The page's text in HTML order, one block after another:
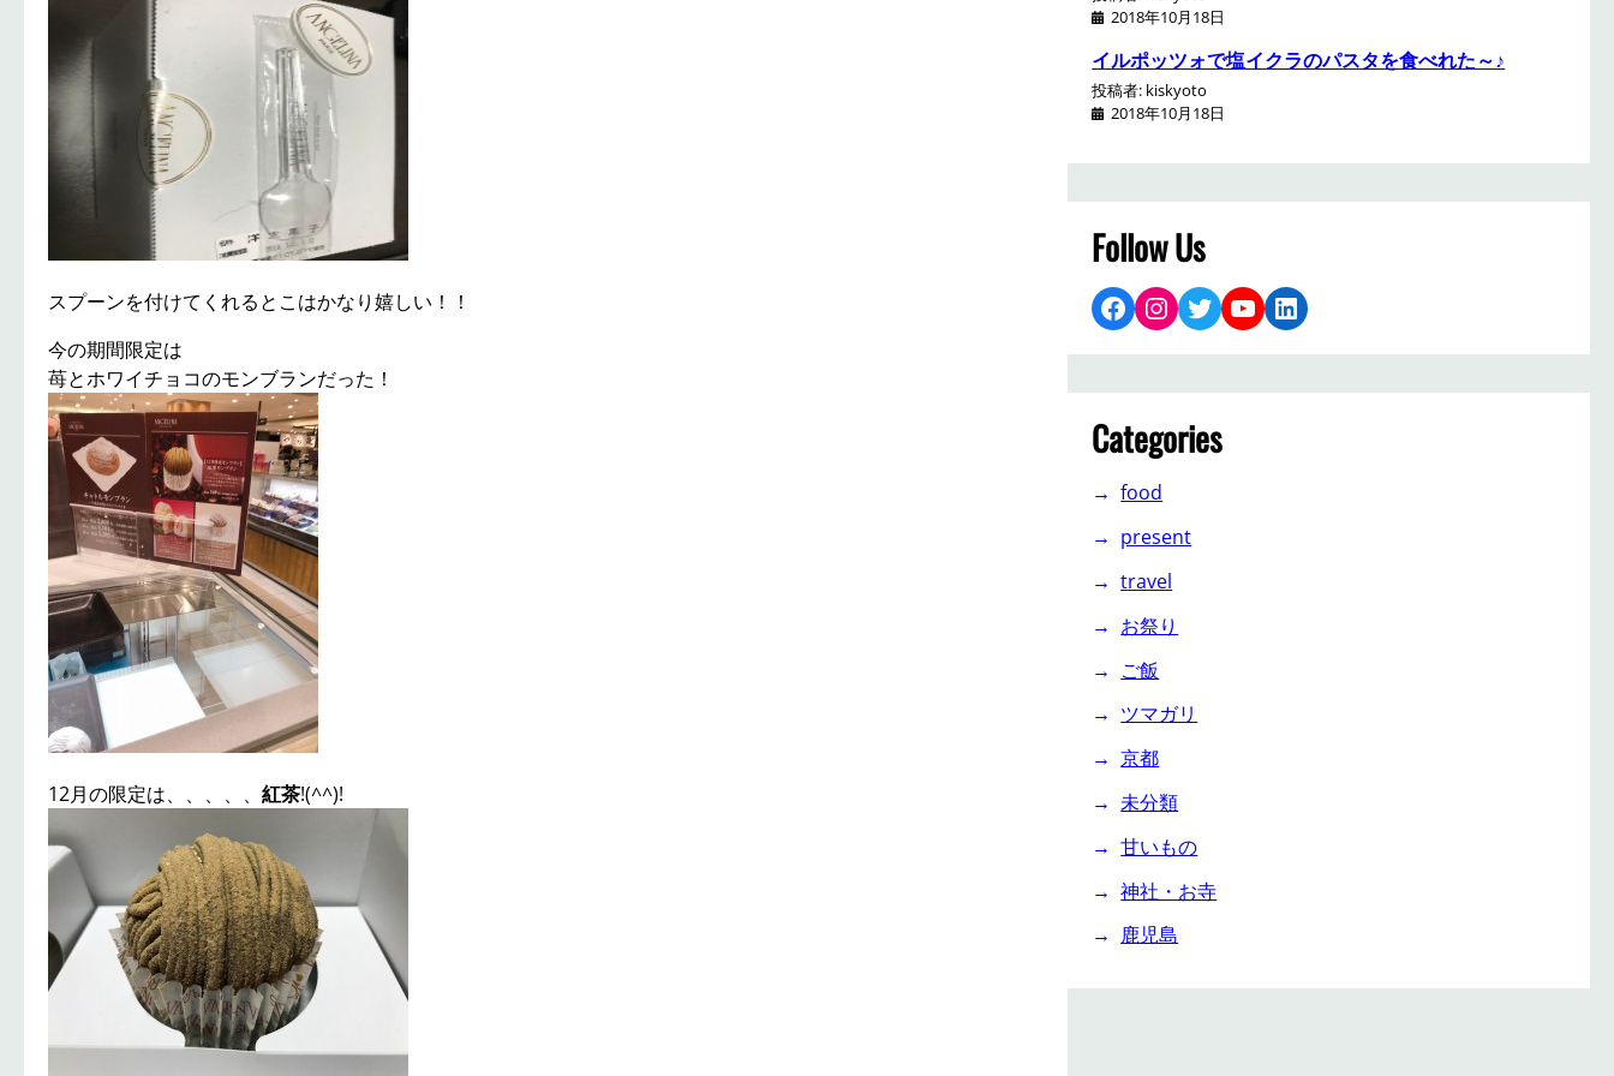
スプーンを付けてくれるとこはかなり嬉しい！！
今の期間限定は
苺とホワイチョコのモンブランだった！
12月の限定は、、、、、 紅茶!(^^)!
2018年10月18日
イルポッツォで塩イクラのパスタを食べれた～♪
投稿者: kiskyoto
2018年10月18日
Follow Us
Facebook Instagram Twitter YouTube LinkedIn
Categories
food
present
travel
お祭り
ご飯
ツマガリ
京都
未分類
甘いもの
神社・お寺
鹿児島